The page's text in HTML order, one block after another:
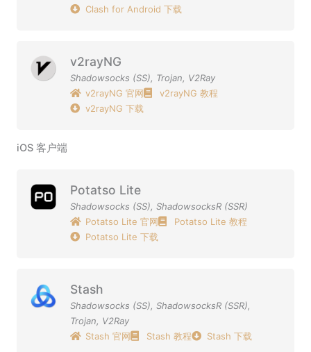
Clash for Android 下载
v2rayNG
Shadowsocks (SS), Trojan, V2Ray
v2rayNG 官网
v2rayNG 教程
v2rayNG 下载
iOS 客户端
Potatso Lite
Shadowsocks (SS), ShadowsocksR (SSR)
Potatso Lite 官网
Potatso Lite 教程
Potatso Lite 下载
Stash
Shadowsocks (SS), ShadowsocksR (SSR),
Trojan, V2Ray
Stash 官网
Stash 教程 Stash 下载